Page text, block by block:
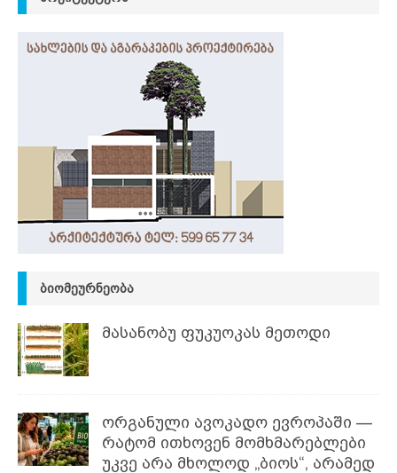
ᲑᲘᲝᲛᲔᲣᲠᲜᲔᲝᲑᲐ
მასანობუ ფუკუოკას მეთოდი
ორგანული ავოკადო ევროპაში —
რატომ ითხოვენ მომხმარებლები
უკვე არა მხოლოდ „ბიოს“, არამედ